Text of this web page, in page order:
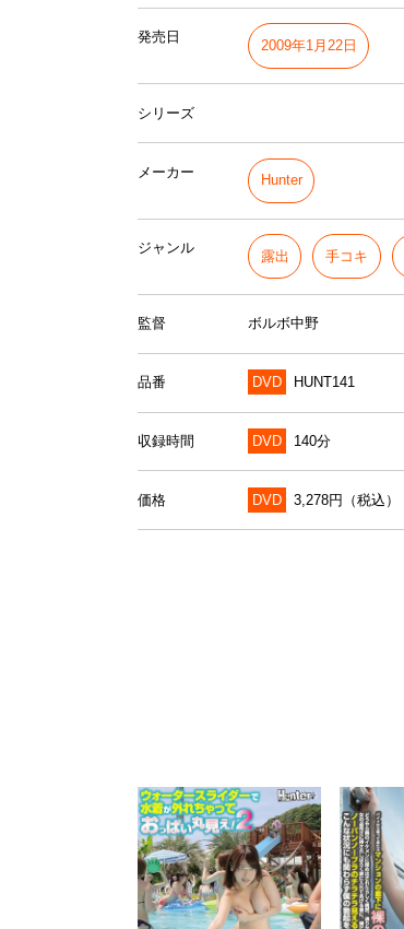
発売日
2009年1月22日
シリーズ
メーカー
Hunter
ジャンル
露出 手コキ
監督 ボルボ中野
品番 DVD HUNT141
収録時間 DVD 140分
価格 DVD 3,278円（税込）